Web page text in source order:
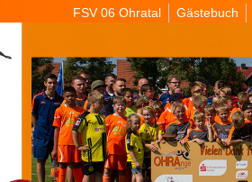
FSV 06 Ohratal Gästebuch